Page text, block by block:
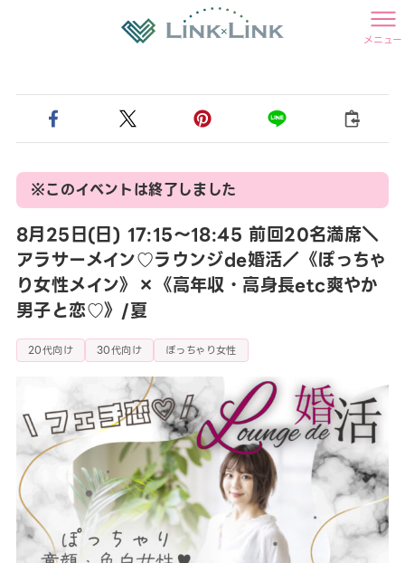
メニュー
※このイベントは終了しました
8月25日(日) 17:15〜18:45 前回20名満席＼
アラサーメイン♡ラウンジde婚活／《ぽっちゃ
り女性メイン》×《高年収・高身長etc爽やか
男子と恋♡》/夏
20代向け 30代向け ぽっちゃり女性